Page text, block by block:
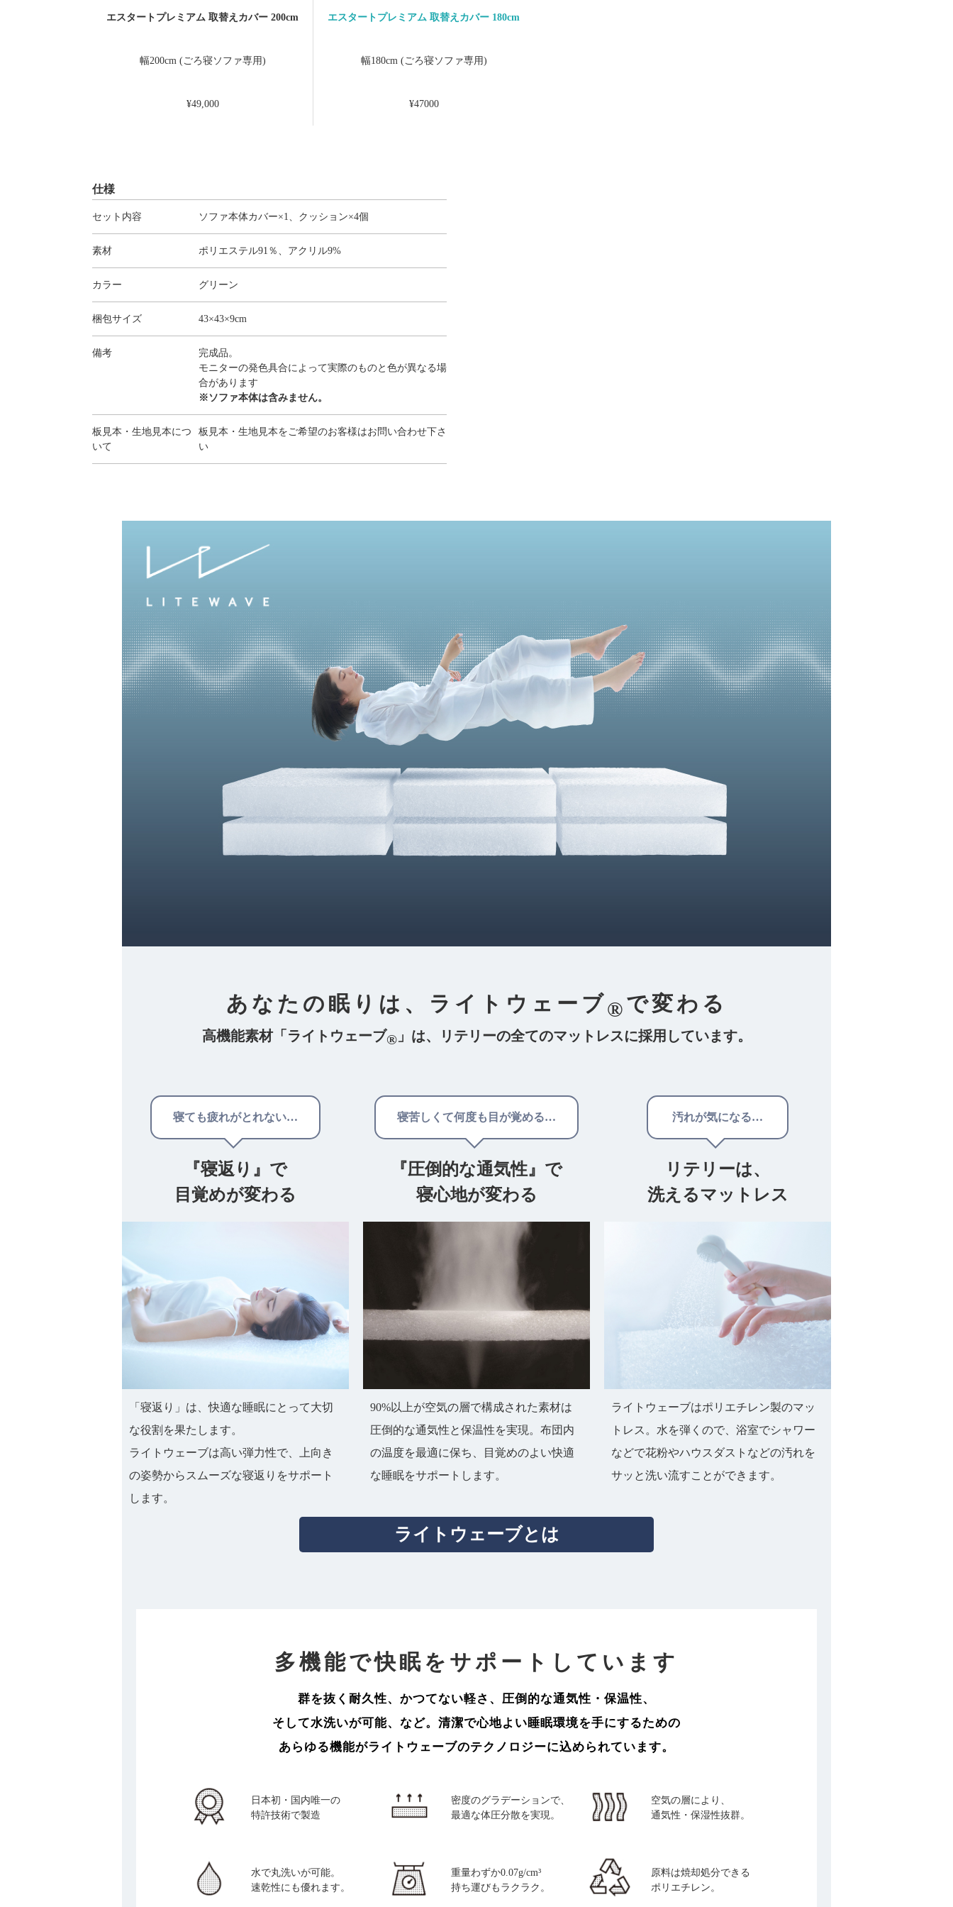
エスタートプレミアム 取替えカバー 200cm エスタートプレミアム 取替えカバー 180cm
幅200cm (ごろ寝ソファ専用) 幅180cm (ごろ寝ソファ専用)
¥49,000 ¥47000
仕様
セット内容 ソファ本体カバー×1、クッション×4個
素材 ポリエステル91％、アクリル9%
カラー グリーン
梱包サイズ 43×43×9cm
備考
完成品。
モニターの発色具合によって実際のものと色が異なる場
合があります
※ソファ本体は含みません。
板見本・生地見本につ
いて
板見本・生地見本をご希望のお客様はお問い合わせ下さ
い
あなたの眠りは、 ライトウェーブ®で変わる
高機能素材「ライトウェーブ®」は、 リテリーの全てのマットレスに採用しています。
寝ても疲れがとれない…
『寝返り』で
目覚めが変わる
「寝返り」は、快適な睡眠にとって大切
な役割を果たします。
ライトウェーブは高い弾力性で、上向き
の姿勢からスムーズな寝返りをサポート
します。
寝苦しくて何度も目が覚める…
『圧倒的な通気性』で
寝心地が変わる
90%以上が空気の層で構成された素材は
圧倒的な通気性と保温性を実現。布団内
の温度を最適に保ち、目覚めのよい快適
な睡眠をサポートします。
汚れが気になる…
リテリーは、
洗えるマットレス
ライトウェーブはポリエチレン製のマッ
トレス。水を弾くので、浴室でシャワー
などで花粉やハウスダストなどの汚れを
サッと洗い流すことができます。
ライトウェーブとは
多機能で快眠をサポートしています
群を抜く耐久性、かつてない軽さ、圧倒的な通気性・保温性、
そして水洗いが可能、など。清潔で心地よい睡眠環境を手にするための
あらゆる機能がライトウェーブのテクノロジーに込められています。
日本初・国内唯一の
特許技術で製造
密度のグラデーションで、
最適な体圧分散を実現。
空気の層により、
通気性・保湿性抜群。
水で丸洗いが可能。
速乾性にも優れます。
重量わずか0.07g/cm³
持ち運びもラクラク。
原料は焼却処分できる
ポリエチレン。